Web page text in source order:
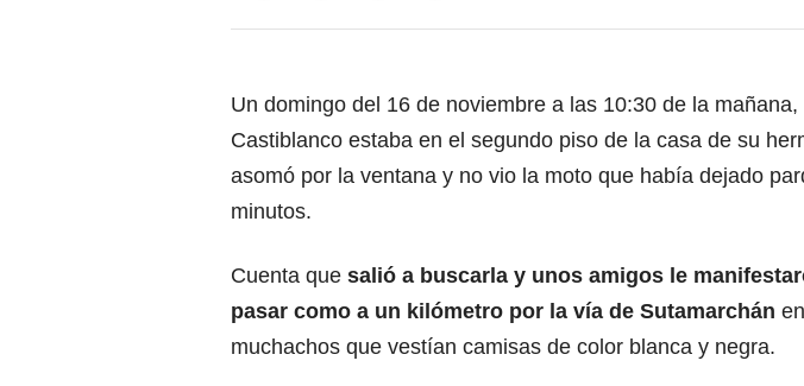
Un domingo del 16 de noviembre a las 10:30 de la
Castiblanco estaba en el segundo piso de la casa de su
asomó por la ventana y no vio la moto que había dejado
minutos.
Cuenta que salió a buscarla y unos amigos le
pasar como a un kilómetro por la vía de Sutamarchán
muchachos que vestían camisas de color blanca y negra.